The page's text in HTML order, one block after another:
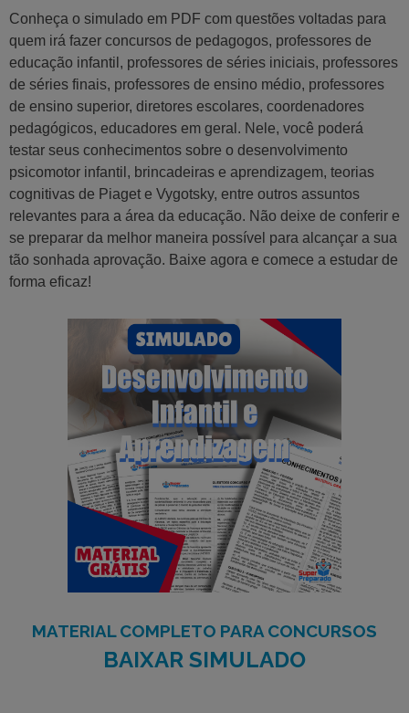
Conheça o simulado em PDF com questões voltadas para
quem irá fazer concursos de pedagogos, professores de
educação infantil, professores de séries iniciais, professores
de séries finais, professores de ensino médio, professores
de ensino superior, diretores escolares, coordenadores
pedagógicos, educadores em geral. Nele, você poderá
testar seus conhecimentos sobre o desenvolvimento
psicomotor infantil, brincadeiras e aprendizagem, teorias
cognitivas de Piaget e Vygotsky, entre outros assuntos
relevantes para a área da educação. Não deixe de conferir e
se preparar da melhor maneira possível para alcançar a sua
tão sonhada aprovação. Baixe agora e comece a estudar de
forma eficaz!
MATERIAL COMPLETO PARA CONCURSOS
BAIXAR SIMULADO